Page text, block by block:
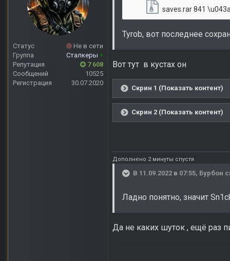
Статус
Не в сети
Группа
Сталкеры +
Репутация
7 608
Сообщений
10525
Регистрация
30.07.2020
saves.rar841
Tyrob, вот последнее
Вот тут в кустах он
Скрин 1 (Показать контент)
Скрин 2 (Показать контент)
Дополнено 2 минуты спустя
В 11.09.2022 в 07:55, Бурбон
Ладно понятно, значит
Да не каких шуток , ещё раз